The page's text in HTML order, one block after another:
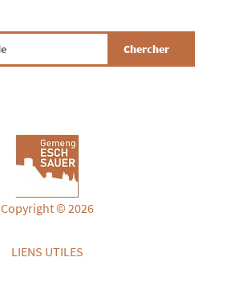
Copyright © 2026
LIENS UTILES